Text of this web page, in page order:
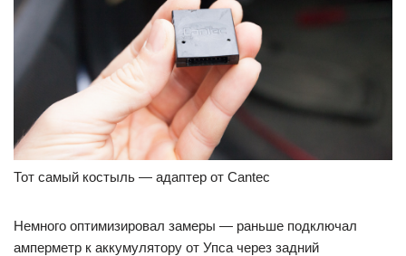
Тот самый костыль — адаптер от Cantec
Немного оптимизировал замеры — раньше подключал
амперметр к аккумулятору от Упса через задний